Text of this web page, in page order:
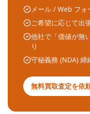
メール / Web フ
ご希望に応じて出
他社で「価値が無
り
守秘義務 (NDA) 締
無料買取査定を依